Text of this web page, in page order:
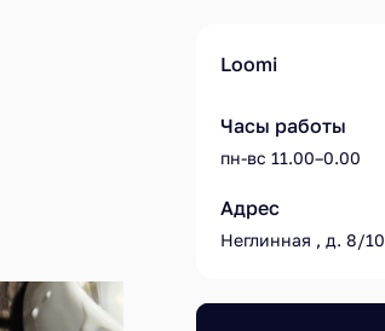
Loomi
Часы работы
пн-вс 11.00–0.00
Адрес
Неглинная , д. 8/10